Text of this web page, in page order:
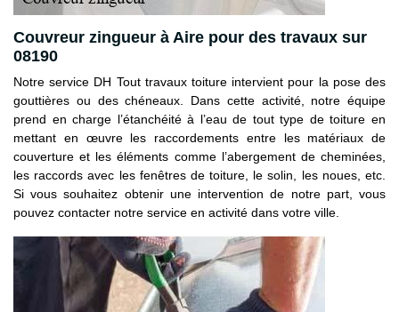
Couvreur zingueur à Aire pour des travaux sur
08190
Notre service DH Tout travaux toiture intervient pour la pose des
gouttières ou des chéneaux. Dans cette activité, notre équipe
prend en charge l’étanchéité à l’eau de tout type de toiture en
mettant en œuvre les raccordements entre les matériaux de
couverture et les éléments comme l’abergement de cheminées,
les raccords avec les fenêtres de toiture, le solin, les noues, etc.
Si vous souhaitez obtenir une intervention de notre part, vous
pouvez contacter notre service en activité dans votre ville.